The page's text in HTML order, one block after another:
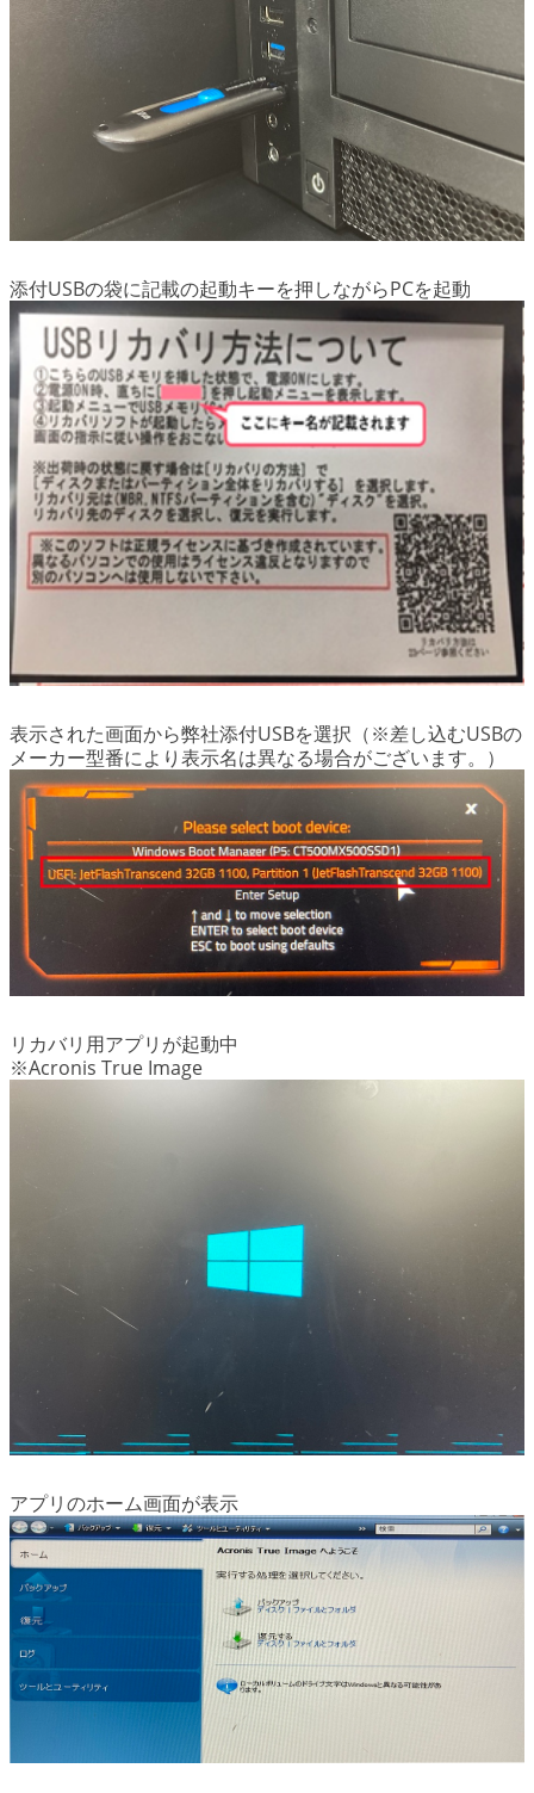
添付USBの袋に記載の起動キーを押しながらPCを起動
表示された画面から弊社添付USBを選択（※差し込むUSBの
メーカー型番により表示名は異なる場合がございます。）
リカバリ用アプリが起動中
※Acronis True Image
アプリのホーム画面が表示